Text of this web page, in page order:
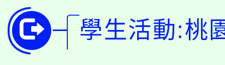
局官網。
開!
115年桃園市運動會8/
學生活動:桃